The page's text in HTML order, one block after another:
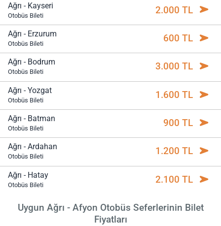
Ağrı - Kayseri
Otobüs Bileti 2.000 TL
Ağrı - Erzurum
Otobüs Bileti 600 TL
Ağrı - Bodrum
Otobüs Bileti 3.000 TL
Ağrı - Yozgat
Otobüs Bileti 1.600 TL
Ağrı - Batman
Otobüs Bileti 900 TL
Ağrı - Ardahan
Otobüs Bileti 1.200 TL
Ağrı - Hatay
Otobüs Bileti 2.100 TL
Uygun Ağrı - Afyon Otobüs Seferlerinin Bilet
Fiyatları